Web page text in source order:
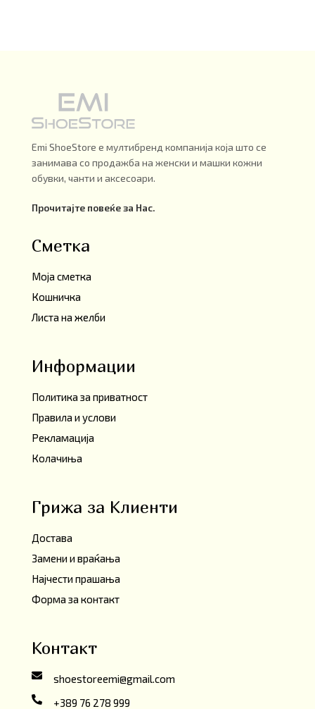
Emi ShoeStore е мултибренд компанија која што се
занимава со продажба на женски и машки кожни
обувки, чанти и аксесоари.
Прочитајте повеќе за Нас.
Сметка
Моја сметка
Кошничка
Листа на желби
Информации
Политика за приватност
Правила и услови
Рекламација
Колачиња
Грижа за Клиенти
Достава
Замени и враќања
Најчести прашања
Форма за контакт
Контакт
shoestoreemi@gmail.com
+389 76 278 999